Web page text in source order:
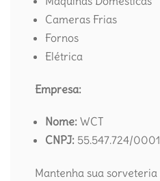
Cameras Frias
Fornos
Elétrica
Empresa:
Nome: WCT
CNPJ: 55.547.724/
Mantenha sua